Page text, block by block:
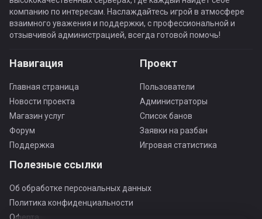
компанию по интересам. Наслаждайтесь игрой в атмосфере
взаимного уважения и поддержки, с профессиональной и
отзывчивой администрацией, всегда готовой помочь!
Навигация
Главная страница
Новости проекта
Магазин услуг
Форум
Поддержка
Проект
Пользователи
Администраторы
Список банов
Заявки на разбан
Игровая статистика
Полезные ссылки
Об обработке персональных данных
Политика конфиденциальности